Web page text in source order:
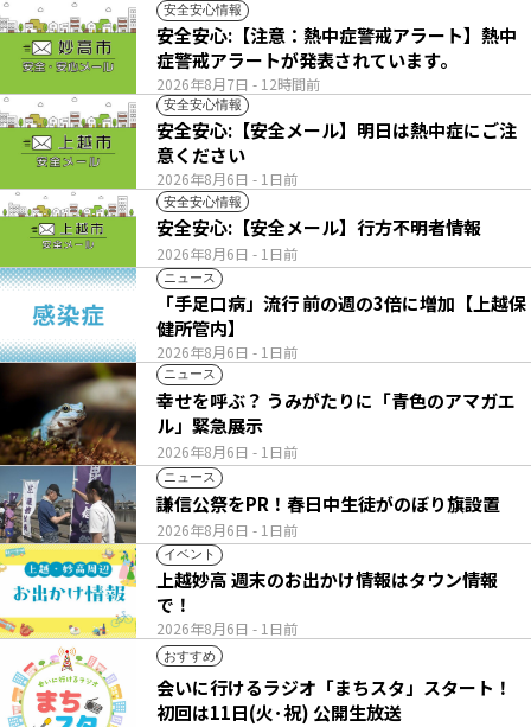
安全安心情報
2026年8月7日 - 12時間前
安全安心:【注意：熱中症警戒アラート】熱中
症警戒アラートが発表されています。
安全安心情報
2026年8月6日 - 1日前
安全安心:【安全メール】明日は熱中症にご注
意ください
安全安心情報
2026年8月6日 - 1日前
安全安心:【安全メール】行方不明者情報
ニュース
2026年8月6日 - 1日前
「手足口病」流行 前の週の3倍に増加【上越保
健所管内】
ニュース
2026年8月6日 - 1日前
幸せを呼ぶ？ うみがたりに「青色のアマガエ
ル」緊急展示
ニュース
2026年8月6日 - 1日前
謙信公祭をPR！春日中生徒がのぼり旗設置
イベント
2026年8月6日 - 1日前
上越妙高 週末のお出かけ情報はタウン情報
で！
おすすめ
会いに行けるラジオ「まちスタ」スタート！
初回は11日(火･祝) 公開生放送